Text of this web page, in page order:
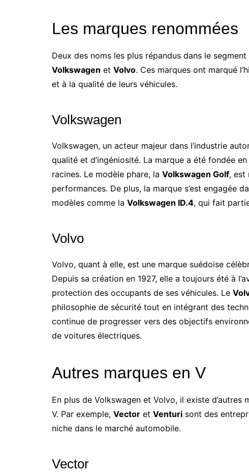
Les marques renommées
Deux des noms les plus répandus dans le
Volkswagen et Volvo. Ces marques ont marqué
et à la qualité de leurs véhicules.
Volkswagen
Volkswagen, un acteur majeur dans l’industrie
qualité et d’ingéniosité. La marque a été fondée
racines. Le modèle phare, la Volkswagen Golf, est
performances. De plus, la marque s’est engagée
modèles comme la Volkswagen ID.4, qui fait
Volvo
Volvo, quant à elle, est une marque suédoise
Depuis sa création en 1927, elle a toujours été à
protection des occupants de ses véhicules. Le
philosophie de sécurité tout en intégrant des
continue de progresser vers des objectifs
de voitures électriques.
Autres marques en V
En plus de Volkswagen et Volvo, il existe
V. Par exemple, Vector et Venturi sont des
niche dans le marché automobile.
Vector